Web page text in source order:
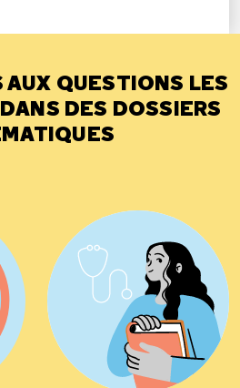
AUX QUESTIONS LES
DES DOSSIERS